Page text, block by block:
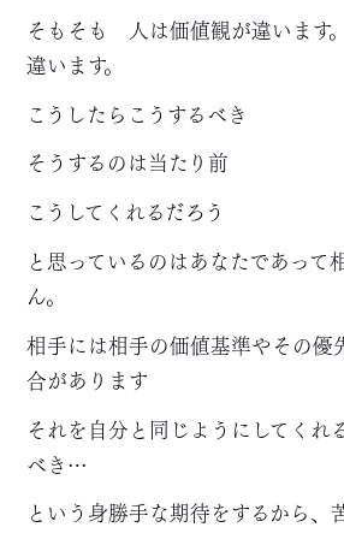
そもそも 人は価値観が違います
違います。
こうしたらこうするべき
そうするのは当たり前
こうしてくれるだろう
と思っているのはあなたであって
ん。
相手には相手の価値基準やその優
合があります
それを自分と同じようにしてくれ
べき…
という身勝手な期待をするから、